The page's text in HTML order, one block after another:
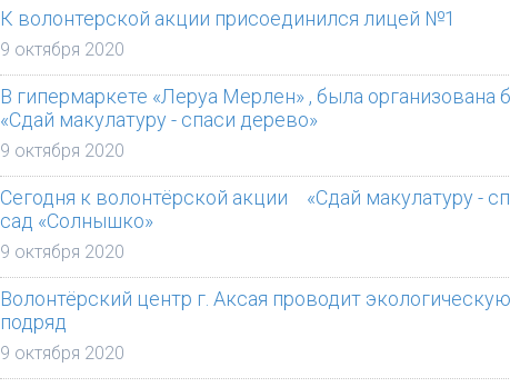
К волонтерской акции присоединился лицей №1
9 октября 2020
В гипермаркете «Леруа Мерлен» , была
«Сдай макулатуру - спаси дерево»⠀
9 октября 2020
Сегодня к волонтёрской акции⁣⁣⠀ «Сдай макулатуру
сад «Солнышко»
9 октября 2020
Волонтёрский центр г. Аксая проводит
подряд
9 октября 2020